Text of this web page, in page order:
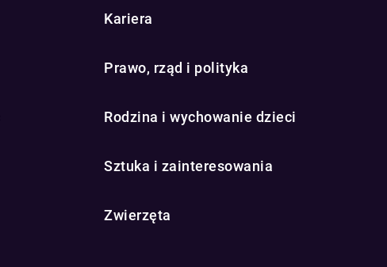
Kariera
Prawo, rząd i polityka
Rodzina i wychowanie dzieci
Sztuka i zainteresowania
Zwierzęta